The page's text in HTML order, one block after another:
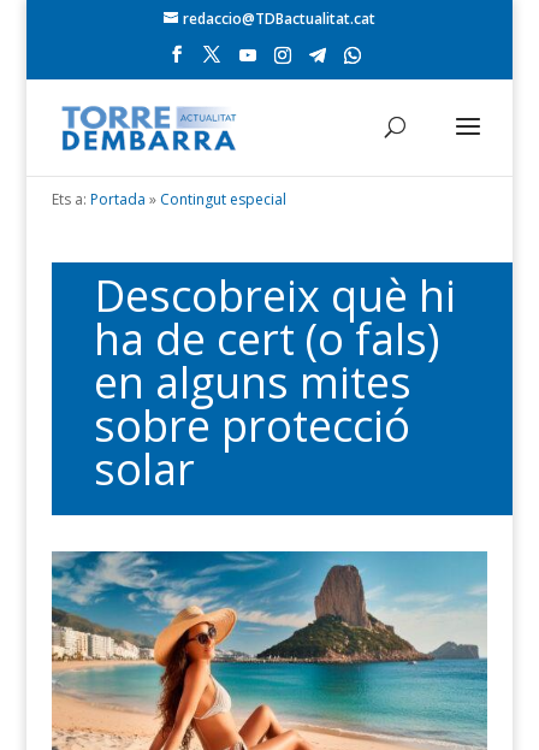
redaccio@TDBactualitat.cat
Ets a: Portada » Contingut especial
Descobreix què hi
ha de cert (o fals)
en alguns mites
sobre protecció
solar